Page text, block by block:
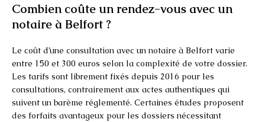
Combien coûte un rendez-vous avec un
notaire à Belfort ?
Le coût d’une consultation avec un notaire à Belfort varie
entre 150 et 300 euros selon la complexité de votre dossier.
Les tarifs sont librement fixés depuis 2016 pour les
consultations, contrairement aux actes authentiques qui
suivent un barème réglementé. Certaines études proposent
des forfaits avantageux pour les dossiers nécessitant